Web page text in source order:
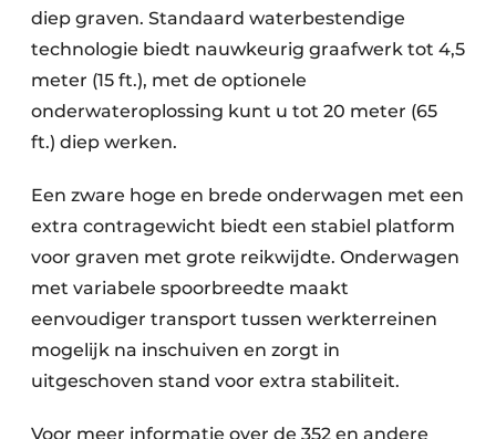
diep graven. Standaard waterbestendige
technologie biedt nauwkeurig graafwerk tot 4,5
meter (15 ft.), met de optionele
onderwateroplossing kunt u tot 20 meter (65
ft.) diep werken.
Een zware hoge en brede onderwagen met een
extra contragewicht biedt een stabiel platform
voor graven met grote reikwijdte. Onderwagen
met variabele spoorbreedte maakt
eenvoudiger transport tussen werkterreinen
mogelijk na inschuiven en zorgt in
uitgeschoven stand voor extra stabiliteit.
Voor meer informatie over de 352 en andere